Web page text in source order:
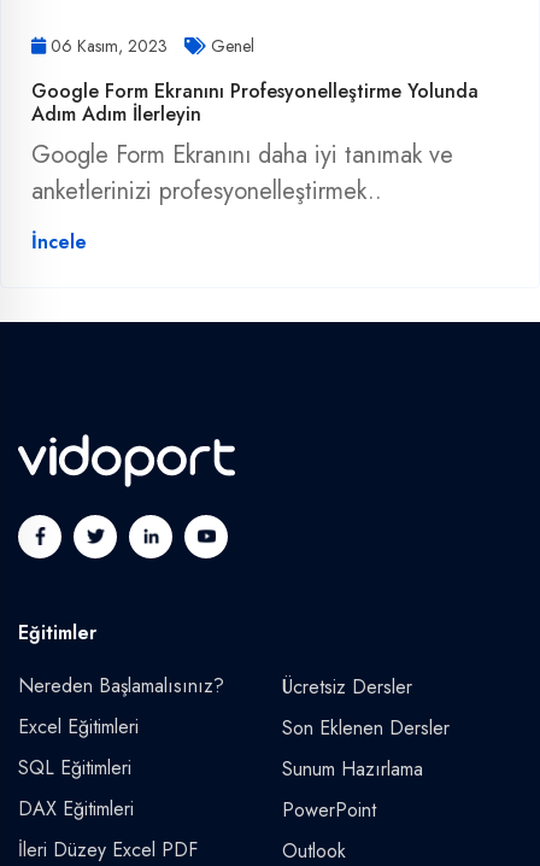
06 Kasım, 2023 Genel
Google Form Ekranını Profesyonelleştirme Yolunda
Adım Adım İlerleyin
Google Form Ekranını daha iyi tanımak ve
anketlerinizi profesyonelleştirmek..
İncele
Eğitimler
Nereden Başlamalısınız?
Excel Eğitimleri
SQL Eğitimleri
DAX Eğitimleri
İleri Düzey Excel PDF
Ücretsiz Dersler
Son Eklenen Dersler
Sunum Hazırlama
PowerPoint
Outlook